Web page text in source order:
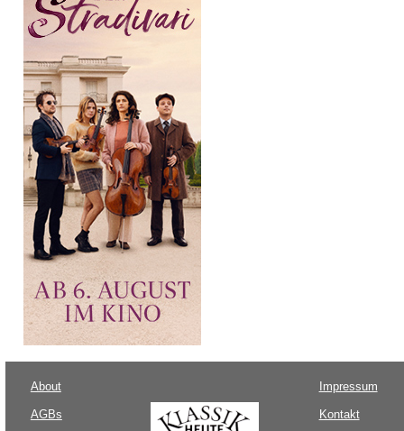
About
AGBs
Impressum
Kontakt